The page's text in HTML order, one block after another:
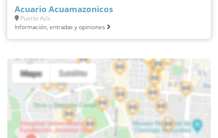
Acuario Acuamazonicos
Puerto Asís
Información, entradas y opiniones